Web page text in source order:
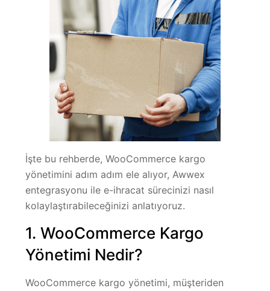
İşte bu rehberde, WooCommerce kargo
yönetimini adım adım ele alıyor, Awwex
entegrasyonu ile e-ihracat sürecinizi nasıl
kolaylaştırabileceğinizi anlatıyoruz.
1. WooCommerce Kargo
Yönetimi Nedir?
WooCommerce kargo yönetimi, müşteriden